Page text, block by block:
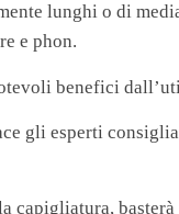
lunghi o di
e phon.
benefici
gli esperti
capigliatura,